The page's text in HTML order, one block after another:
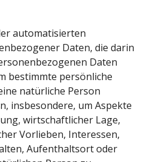
automatisierten
Daten, die darin
Daten
bestimmte persönliche
natürliche Person
insbesondere, um Aspekte
wirtschaftlicher Lage,
Vorlieben, Interessen,
Aufenthaltsort oder